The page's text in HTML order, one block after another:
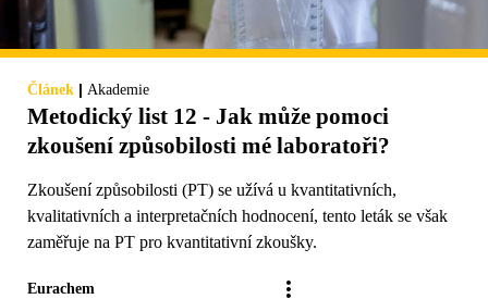
Článek | Akademie
Metodický list 12 - Jak může pomoci
zkoušení způsobilosti mé laboratoři?
Zkoušení způsobilosti (PT) se užívá u kvantitativních,
kvalitativních a interpretačních hodnocení, tento leták se však
zaměřuje na PT pro kvantitativní zkoušky.
Eurachem